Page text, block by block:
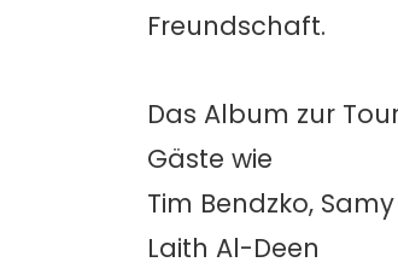
Freundschaft.
Das Album zur
Gäste wie
Tim Bendzko,
Laith Al-Deen